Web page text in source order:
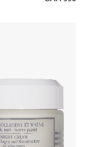
الموسم الجديد